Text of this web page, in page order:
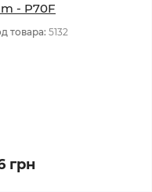
- P70F
товара: 5132
грн